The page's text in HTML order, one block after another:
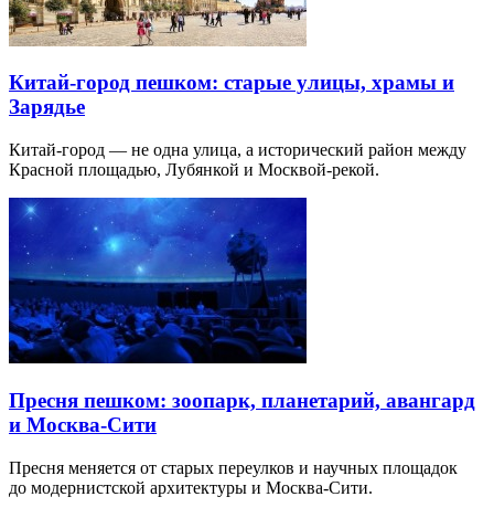
Китай-город пешком: старые улицы, храмы и
Зарядье
Китай-город — не одна улица, а исторический район между
Красной площадью, Лубянкой и Москвой-рекой.
Пресня пешком: зоопарк, планетарий, авангард
и Москва-Сити
Пресня меняется от старых переулков и научных площадок
до модернистской архитектуры и Москва-Сити.